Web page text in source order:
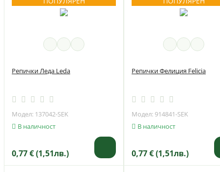
Репички Леда Leda
Модел: 137042-SEK
В наличност
0,77 € (1,51лв.)
Репички Фелиция Felicia
Модел: 914841-SEK
В наличност
0,77 € (1,51лв.)